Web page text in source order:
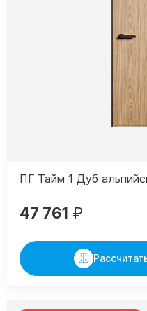
ПГ Тайм 1 Дуб
47 761 ₽